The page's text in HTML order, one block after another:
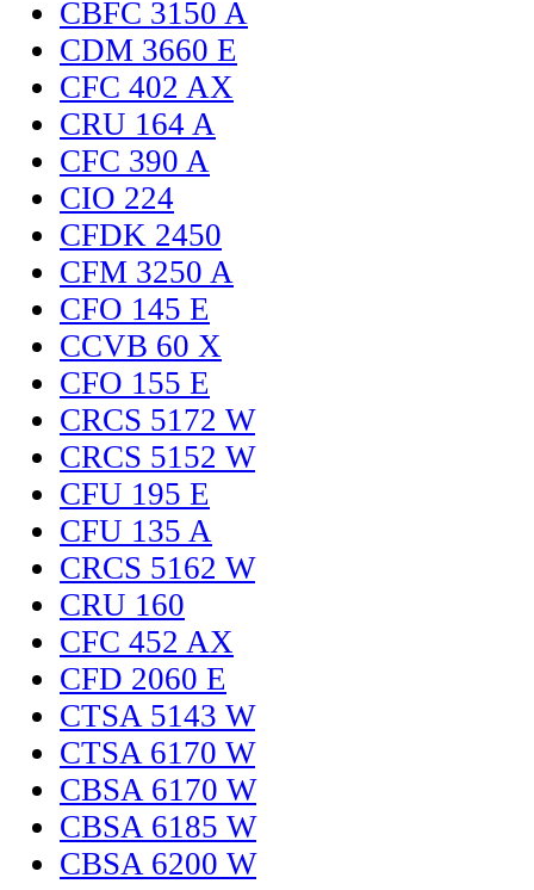
CBFC 3150 A
CDM 3660 E
CFC 402 AX
CRU 164 A
CFC 390 A
CIO 224
CFDK 2450
CFM 3250 A
CFO 145 E
CCVB 60 X
CFO 155 E
CRCS 5172 W
CRCS 5152 W
CFU 195 E
CFU 135 A
CRCS 5162 W
CRU 160
CFC 452 AX
CFD 2060 E
CTSA 5143 W
CTSA 6170 W
CBSA 6170 W
CBSA 6185 W
CBSA 6200 W